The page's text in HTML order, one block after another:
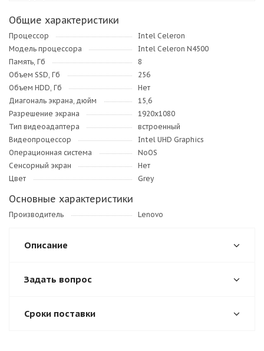
Общие характеристики
Процессор
Intel Celeron
Модель процессора
Intel Celeron N4500
Память, Гб
8
Объем SSD, Гб
256
Объем HDD, Гб
Нет
Диагональ экрана, дюйм
15,6
Разрешение экрана
1920x1080
Тип видеоадаптера
встроенный
Видеопроцессор
Intel UHD Graphics
Операционная система
NoOS
Сенсорный экран
Нет
Цвет
Grey
Основные характеристики
Производитель Lenovo
Описание
Задать вопрос
Сроки поставки